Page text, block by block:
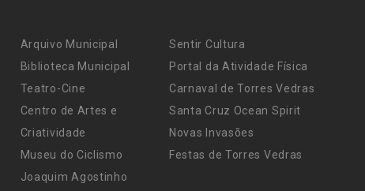
Arquivo Municipal
Biblioteca Municipal
Teatro-Cine
Centro de Artes e
Criatividade
Museu do Ciclismo
Joaquim Agostinho
Sentir Cultura
Portal da Atividade Física
Carnaval de Torres Vedras
Santa Cruz Ocean Spirit
Novas Invasões
Festas de Torres Vedras